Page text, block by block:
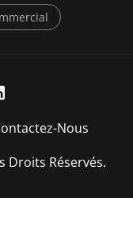
Nous
Droits Réservés.